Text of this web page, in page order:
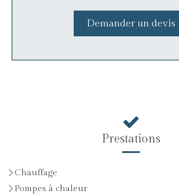
Demander un devis
Prestations
Chauffage
Pompes à chaleur